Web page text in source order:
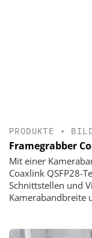
PRODUKTE •
Framegrabber
Mit einer
Coaxlink QSFP28-
Schnittstellen und
Kamerabandbreite